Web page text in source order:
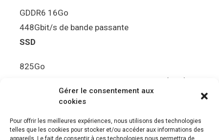
Gérer le consentement aux
cookies
Pour offrir les meilleures expériences, nous utilisons des technologies
telles que les cookies pour stocker et/ou accéder aux informations des
appareils. Le fait de consentir à ces technologies nous permettra de
GDDR6 16Go
448Gbit/s de bande passante
SSD
825Go
5.5Gbit/s de bande passante en lecture (Brut)
Disque de jeu PS5
Ultra HD Blu-ray™, jusqu’à 100Go/disque
Sortie vidéo